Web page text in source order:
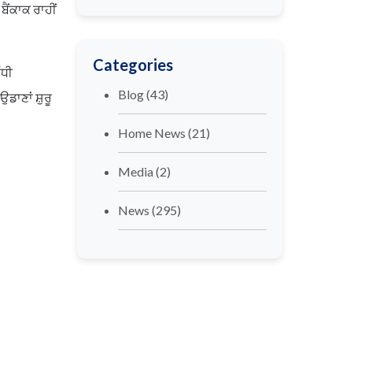
ਰਾਹੀਂ
ਸ਼ੁਰੂ
Categories
Blog(43)
Home News (21)
Media (2)
News (295)